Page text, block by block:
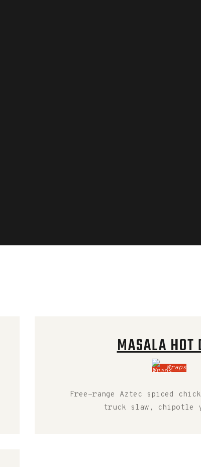
MASALA HOT
Wraps
Free-range Aztec spiced
truck slaw, chipotle